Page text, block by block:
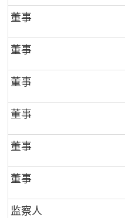
董事
董事
董事
董事
董事
董事
监察人